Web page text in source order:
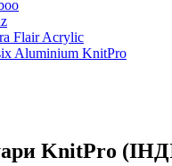
Flair Acrylic
Aluminium KnitPro
KnitPro